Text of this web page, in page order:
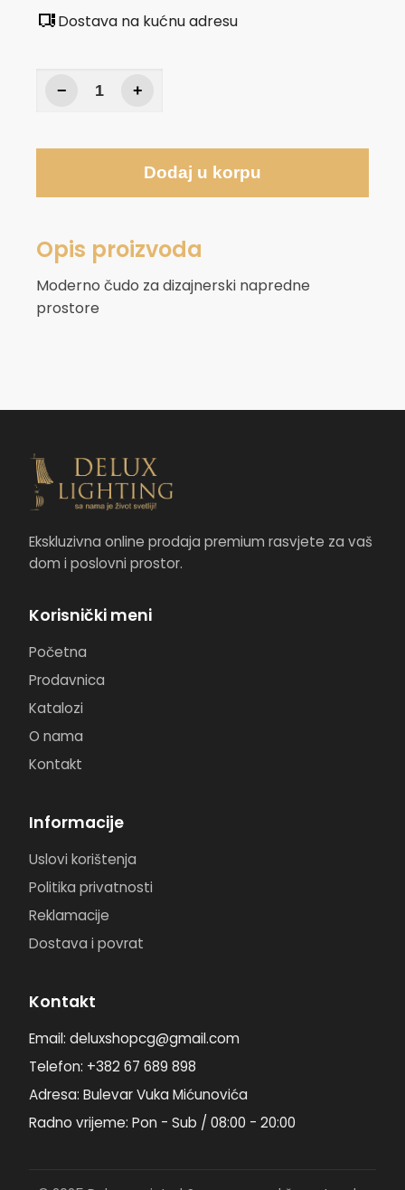
Dostava na kućnu adresu
− +
Dodaj u korpu
Opis proizvoda
Moderno čudo za dizajnerski napredne
prostore
Ekskluzivna online prodaja premium rasvjete za vaš
dom i poslovni prostor.
Korisnički meni
Početna
Prodavnica
Katalozi
O nama
Kontakt
Informacije
Uslovi korištenja
Politika privatnosti
Reklamacije
Dostava i povrat
Kontakt
Email: deluxshopcg@gmail.com
Telefon: +382 67 689 898
Adresa: Bulevar Vuka Mićunovića
Radno vrijeme: Pon - Sub / 08:00 - 20:00